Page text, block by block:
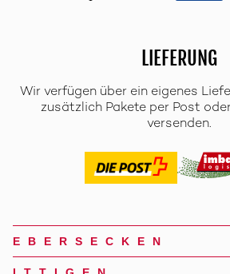
LIEFERUNG
Wir verfügen über ein eigenes
zusätzlich Pakete per Post
versenden.
EBERSECKEN